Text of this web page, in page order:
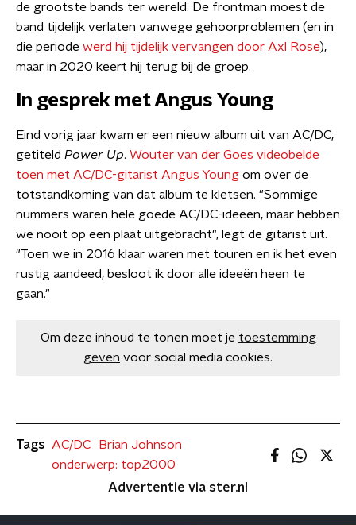
de grootste bands ter wereld. De frontman moest de
band tijdelijk verlaten vanwege gehoorproblemen (en in
die periode werd hij tijdelijk vervangen door Axl Rose),
maar in 2020 keert hij terug bij de groep.
In gesprek met Angus Young
Eind vorig jaar kwam er een nieuw album uit van AC/DC,
getiteld Power Up. Wouter van der Goes videobelde
toen met AC/DC-gitarist Angus Young om over de
totstandkoming van dat album te kletsen. "Sommige
nummers waren hele goede AC/DC-ideeën, maar hebben
we nooit op een plaat uitgebracht", legt de gitarist uit.
"Toen we in 2016 klaar waren met touren en ik het even
rustig aandeed, besloot ik door alle ideeën heen te
gaan."
Om deze inhoud te tonen moet je toestemming
geven voor social media cookies.
Tags AC/DC
Brian Johnson
onderwerp: top2000
Advertentie via ster.nl